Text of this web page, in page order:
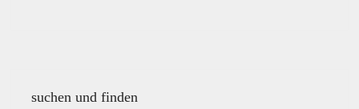
suchen und finden